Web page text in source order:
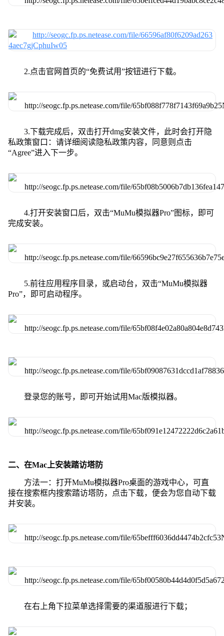
2.点击官网首页的“免费试用”按钮进行下载。
3.下载完成后，双击打开dmg安装文件，此时会打开隐
私政策窗口：请详细阅读隐私政策内容，同意则点击
“Agree”进入下一步。
4.打开安装窗口后，双击“MuMu模拟器Pro”图标，即可
完成安装。
5.前往应用程序目录，或启动台，双击“MuMu模拟器
Pro”，即可启动程序。
登录您的账号，即可开始试用Mac版模拟器。
二、在Mac上安装踏访塔防
方法一：打开MuMu模拟器Pro桌面的游戏中心，可直
接在搜索框内搜索踏访塔防，点击下载，便会为您自动下载
并安装。
在右上角下拉菜单选择需要的渠道服进行下载；